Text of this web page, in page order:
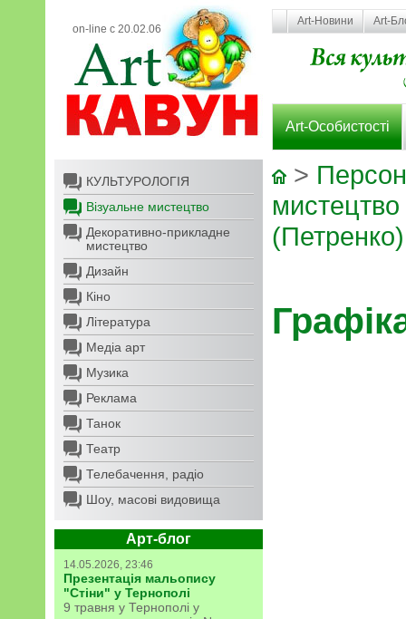
on-line с 20.02.06
Art-Новини Art-
Art-Особистості
КУЛЬТУРОЛОГІЯ
Візуальне мистецтво
Декоративно-прикладне
мистецтво
Дизайн
Кіно
Література
Медіа арт
Музика
Реклама
Танок
Театр
Телебачення, радіо
Шоу, масові видовища
Арт-блог
14.05.2026, 23:46
Презентація мальопису
"Стіни" у Тернополі
9 травня у Тернополі у
>
мистецтво